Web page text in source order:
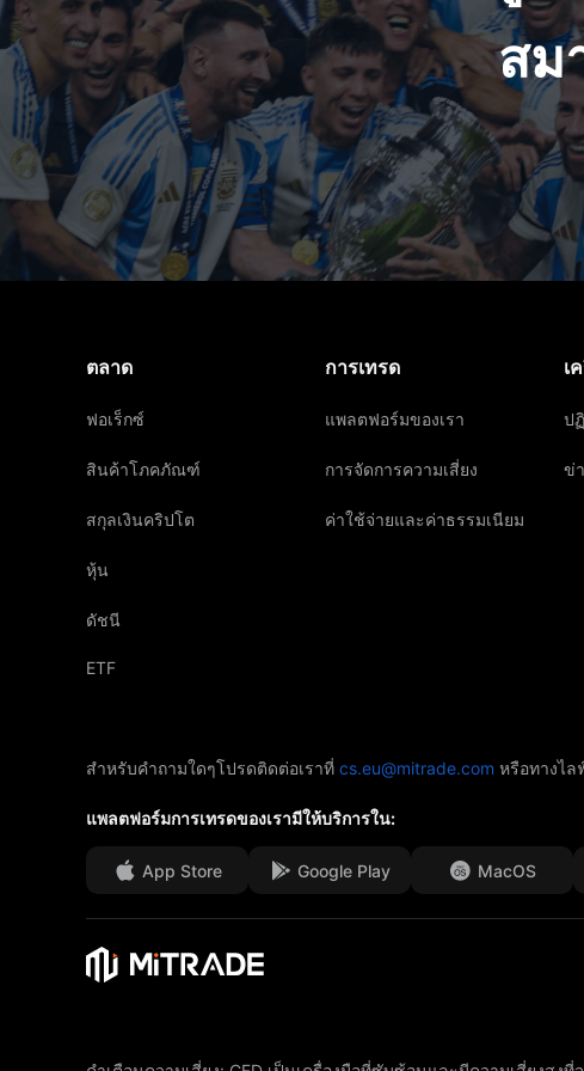
สม
ตลาด
ฟอเร็กซ์
สินค้าโภคภัณฑ์
สกุลเงินคริปโต
หุ้น
ดัชนี
ETF
การเทรด
แพลตฟอร์มของเรา
การจัดการความเสี่ยง
ค่าใช้จ่ายและค่าธรรมเนียม
เ
ป
ข่
สำหรับคำถามใดๆโปรดติดต่อเราที่ cs.eu@mitrade.com หรือทางไ
แพลตฟอร์มการเทรดของเรามีให้บริการใน:
App Store Google Play MacOS